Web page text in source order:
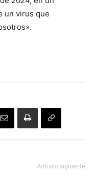
un virus que
Artículo siguiente